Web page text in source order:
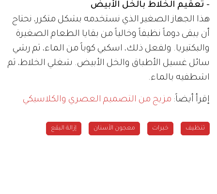
- تعقيم الخلاط بالخل الأبيض
هذا الجهاز الصغير الذي نستخدمه بشكل متكرر، نحتاج
أن يبقى دوماً نظيفاً وخالياً من بقايا الطعام الصغيرة
والبكتيريا. ولفعل ذلك، اسكبي كوباً من الماء، ثم رشي
سائل غسيل الأطباق والخل الأبيض. شغلي الخلاط، ثم
اشطفيه بالماء.
إقرأ أيضاً: مزيج من التصميم العصري والكلاسيكي
تنظيف خبرات معجون الأسنان إزالة البقع